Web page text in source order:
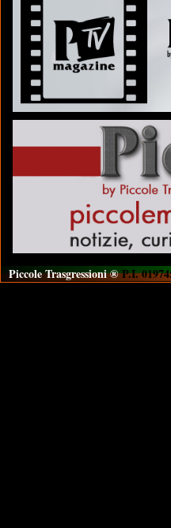
Piccole Trasgressioni ®P.I.